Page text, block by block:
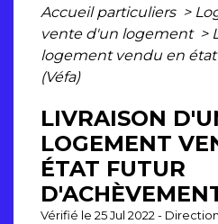
Accueil particuliers >
vente d'un logement >
logement vendu en
(Véfa)
LIVRAISON
LOGEMENT
ÉTAT FUTUR
Vérifié le 25 Jul 2022 -